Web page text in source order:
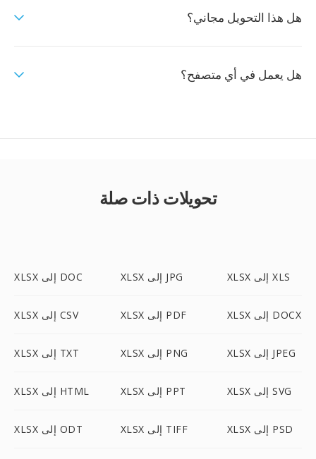
هل هذا التحويل مجاني؟
هل يعمل في أي متصفح؟
تحويلات ذات صلة
XLSX إلى DOC XLSX إلى JPG XLSX إلى XLS
XLSX إلى CSV XLSX إلى PDF XLSX إلى DOCX
XLSX إلى TXT XLSX إلى PNG XLSX إلى JPEG
XLSX إلى HTML XLSX إلى PPT XLSX إلى SVG
XLSX إلى ODT XLSX إلى TIFF XLSX إلى PSD